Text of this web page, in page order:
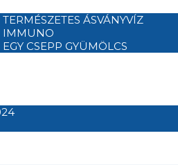
ÁSVÁNYVÍZ
IMMUNO
CSEPP GYÜMÖLCS